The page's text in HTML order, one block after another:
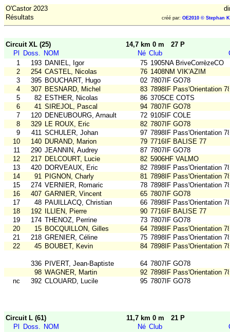
O'Castor 2023
Résultats
créé par: OE2010 © Stephan
Circuit XL (25) 14,7 km 0 m
27 P
Pl
Doss. NOM Né Club
1
193 DANIEL, Igor 75 1905NA BriveCorrèzeCO
2
254 CASTEL, Nicolas 76 1408NM VIK'AZIM
3
395 BOUCHART, Hugo 02 7807IF GO78
4
307 BESNARD, Michel 83 7898IF Pass'Orientation
5
82 ESTHER, Nicolas 86 3705CE COTS
6
41 SIREJOL, Pascal 94 7807IF GO78
7
120 DENEUBOURG, Arnault 72 9105IF COLE
8
329 LE ROUX, Eric 82 7807IF GO78
9
411 SCHULER, Johan 97 7898IF Pass'Orientation
10
140 DURAND, Marion 79 7716IF BALISE 77
11
290 JEANNIN, Audrey 87 7807IF GO78
12
217 DELCOURT, Lucie 82 5906HF VALMO
13
420 DORVEAUX, Eric 82 7898IF Pass'Orientation
14
91 PIGNON, Charly 81 7898IF Pass'Orientation
15
274 VERNIER, Romaric 78 7898IF Pass'Orientation
16
407 GARNIER, Vincent 65 7807IF GO78
17
48 PAUILLACQ, Christian 66 7898IF Pass'Orientation
18
192 ILLIEN, Pierre 90 7716IF BALISE 77
19
174 THENOZ, Perrine 73 7807IF GO78
20
15 BOCQUILLON, Gilles 64 7898IF Pass'Orientation
21
218 GRENIER, Céline 75 7898IF Pass'Orientation
22
45 BOUBET, Kevin 84 7898IF Pass'Orientation
336 PIVERT, Jean-Baptiste 64 7807IF GO78
98 WAGNER, Martin 92 7898IF Pass'Orientation
nc
392 CLOUARD, Lucile 95 7807IF GO78
Circuit L (61) 11,7 km 0 m
21 P
Pl
Doss. NOM Né Club